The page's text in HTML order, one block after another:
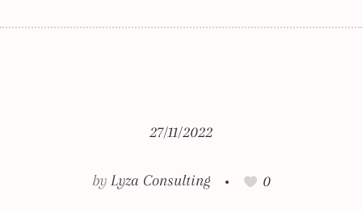
27/11/2022
by Lyza Consulting 0